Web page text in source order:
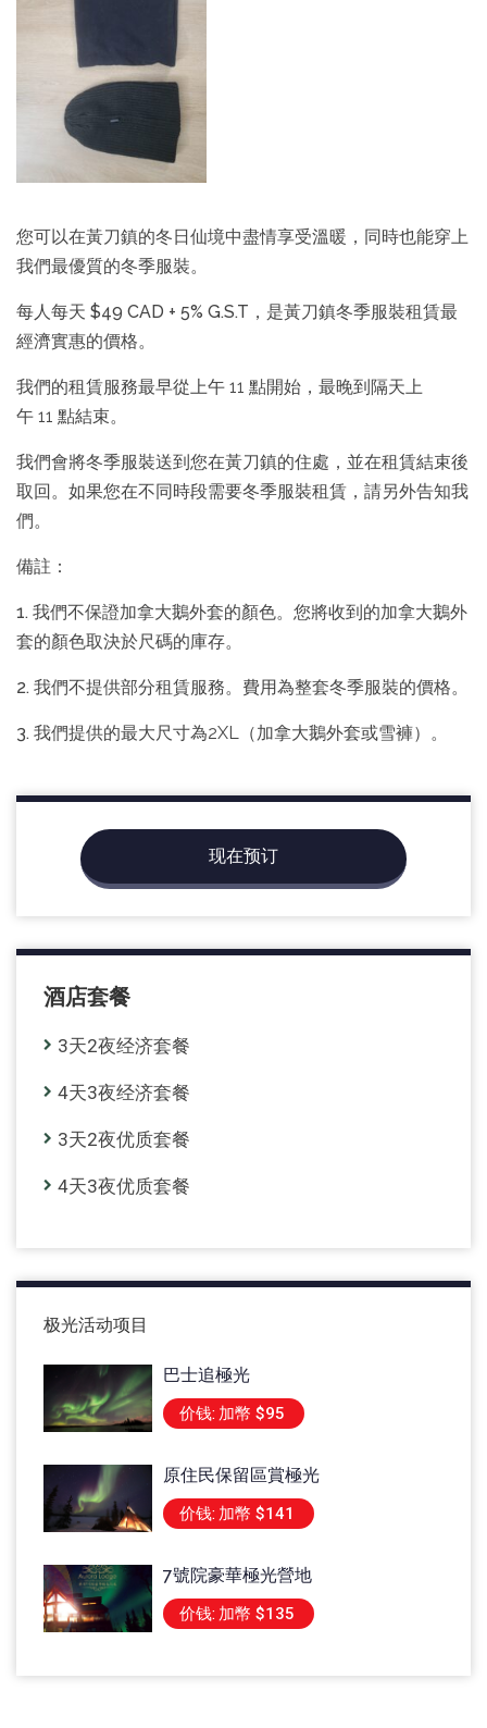
您可以在黃刀鎮的冬日仙境中盡情享受溫暖，同時也能穿上
我們最優質的冬季服裝。
每人每天 $49 CAD + 5% G.S.T，是黃刀鎮冬季服裝租賃最
經濟實惠的價格。
我們的租賃服務最早從上午 11 點開始，最晚到隔天上
午 11 點結束。
我們會將冬季服裝送到您在黃刀鎮的住處，並在租賃結束後
取回。如果您在不同時段需要冬季服裝租賃，請另外告知我
們。
備註：
1. 我們不保證加拿大鵝外套的顏色。您將收到的加拿大鵝外
套的顏色取決於尺碼的庫存。
2. 我們不提供部分租賃服務。費用為整套冬季服裝的價格。
3. 我們提供的最大尺寸為2XL（加拿大鵝外套或雪褲）。
现在预订
酒店套餐
3天2夜经济套餐
4天3夜经济套餐
3天2夜优质套餐
4天3夜优质套餐
极光活动项目
巴士追極光
价钱: 加幣 $95
原住民保留區賞極光
价钱: 加幣 $141
7號院豪華極光營地
价钱: 加幣 $135